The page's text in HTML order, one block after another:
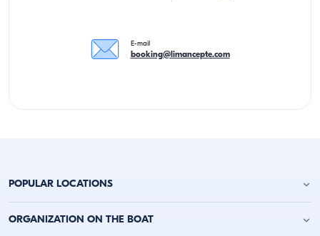
E-mail
booking@limancepte.com
POPULAR LOCATIONS
Jachtverhuur Antalya
ORGANIZATION ON THE BOAT